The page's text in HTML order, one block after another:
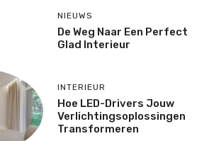
NIEUWS
De Weg Naar Een Perfect
Glad Interieur
INTERIEUR
Hoe LED-Drivers Jouw
Verlichtingsoplossingen
Transformeren